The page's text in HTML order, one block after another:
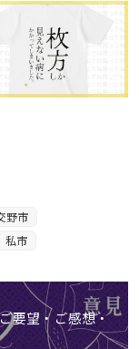
野市
私市
要望・ご感想・